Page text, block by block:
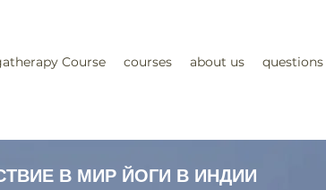
Course courses about us questions
В МИР ЙОГИ В ИНДИИ